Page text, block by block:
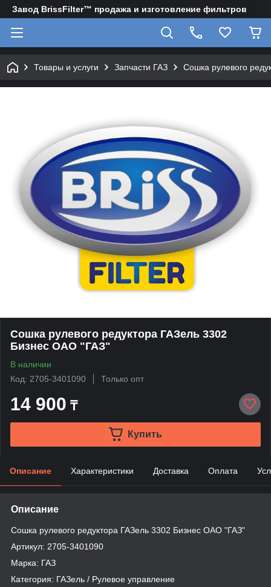
Завод BrissFilter™ продажа и изготовление фильтров
Товары и услуги Запчасти ГАЗ Сошка рулевого
Сошка рулевого редуктора ГАЗель 3302
Бизнес ОАО "ГАЗ"
В наличии
Код: 2705-3401090
Только опт
14 900 ₸
Купить
Описание Характеристики Доставка Оплата
Описание
Сошка рулевого редуктора ГАЗель 3302 Бизнес ОАО "ГАЗ"
Артикул: 2705-3401090
Марка: ГАЗ
Категория: ГАЗель / Рулевое управление